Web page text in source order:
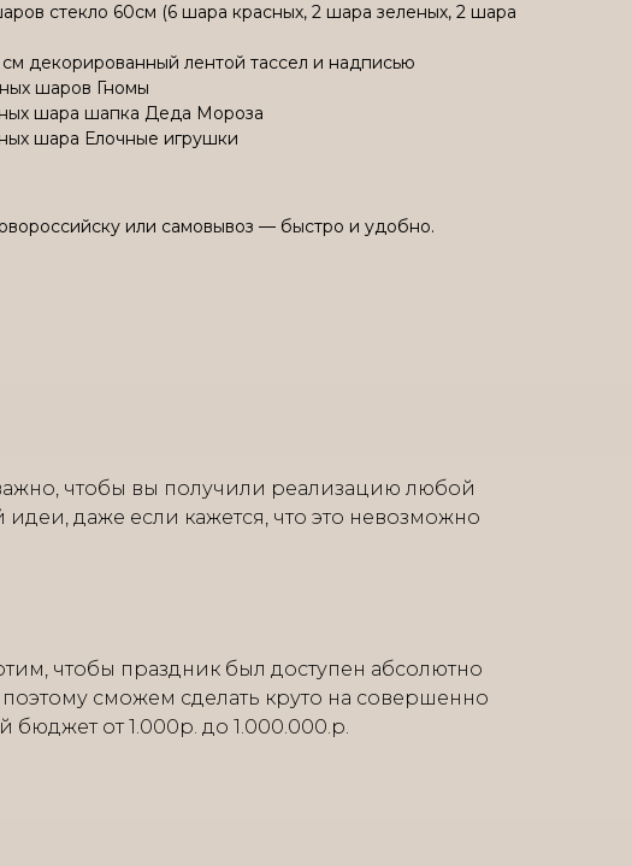
стекло 60см (6 шара красных, 2 шара зеленых, 2 шара
декорированный лентой тассел и надписью
шаров Гномы
шара шапка Деда Мороза
шара Елочные игрушки
или самовывоз — быстро и удобно.
чтобы вы получили реализацию любой
идеи, даже если кажется, что это невозможно
чтобы праздник был доступен абсолютно
поэтому сможем сделать круто на совершенно
бюджет от 1.000р. до 1.000.000.р.